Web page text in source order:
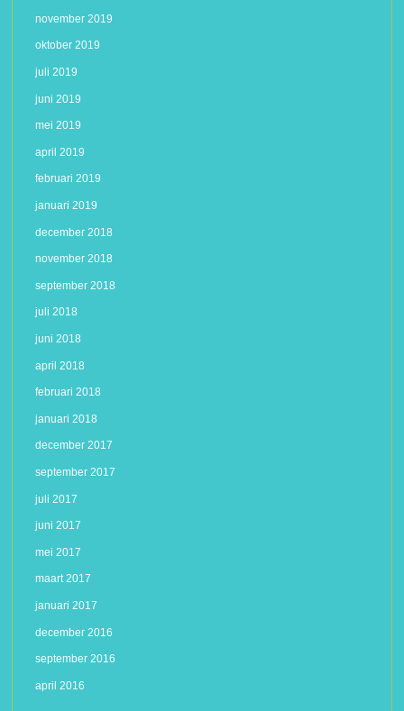
november 2019
oktober 2019
juli 2019
juni 2019
mei 2019
april 2019
februari 2019
januari 2019
december 2018
november 2018
september 2018
juli 2018
juni 2018
april 2018
februari 2018
januari 2018
december 2017
september 2017
juli 2017
juni 2017
mei 2017
maart 2017
januari 2017
december 2016
september 2016
april 2016